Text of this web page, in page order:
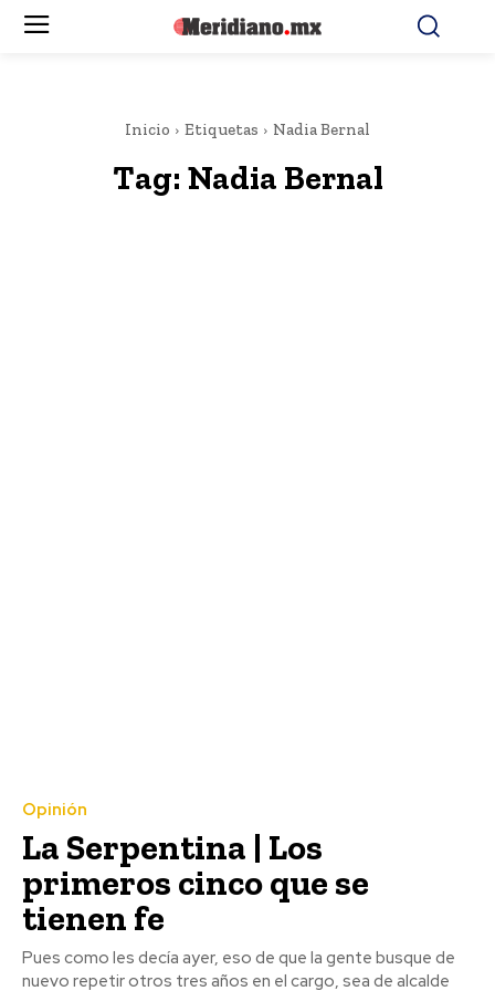
Inicio Etiquetas Nadia Bernal
Tag: Nadia Bernal
Opinión
La Serpentina | Los
primeros cinco que se
tienen fe
Pues como les decía ayer, eso de que la gente busque de
nuevo repetir otros tres años en el cargo, sea de alcalde